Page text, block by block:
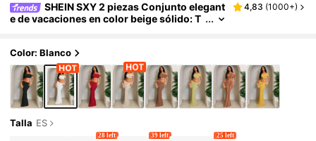
SHEIN SXY 2 piezas Conjunto elegant
e de vacaciones en color beige sólido: T
ura fruncida, Vestimenta casual de verano p
ara vacaciones
4,83 (1000+)
Color: Blanco
Talla ES
28 left 39 left 25 left